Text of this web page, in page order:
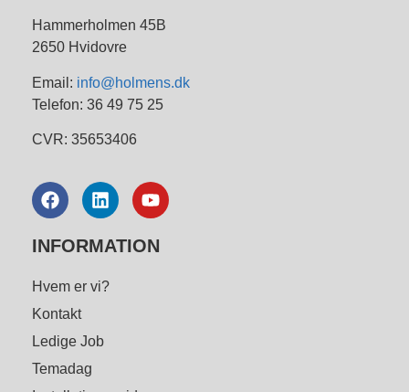
Hammerholmen 45B
2650 Hvidovre
Email: info@holmens.dk
Telefon: 36 49 75 25
CVR: 35653406
INFORMATION
Hvem er vi?
Kontakt
Ledige Job
Temadag